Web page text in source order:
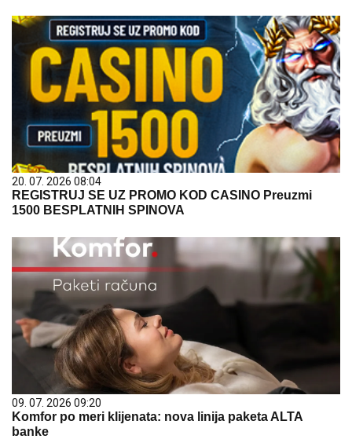
20. 07. 2026 08:04
REGISTRUJ SE UZ PROMO KOD CASINO Preuzmi
1500 BESPLATNIH SPINOVA
09. 07. 2026 09:20
Komfor po meri klijenata: nova linija paketa ALTA
banke